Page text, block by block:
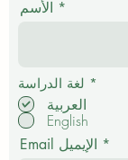
الأسم
لغة الدراسة *
م
ي
العربية
English
Email الإيميل